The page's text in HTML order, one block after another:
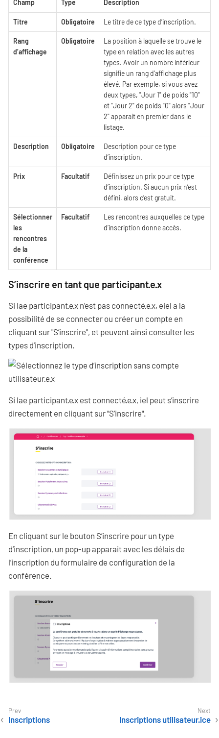
Champ Type Description
Titre Obligatoire Le titre de ce type d’inscription.
Rang
d’affichage
Obligatoire
La position à laquelle se trouve le
type en relation avec les autres
types. Avoir un nombre inférieur
signifie un rang d’affichage plus
élevé. Par exemple, si vous avez
deux types, "Jour 1" de poids "10"
et "Jour 2" de poids "0" alors "Jour
2" apparait en premier dans le
listage.
Description Obligatoire
Description pour ce type
d’inscription.
Prix Facultatif
Définissez un prix pour ce type
d’inscription. Si aucun prix n’est
défini, alors c’est gratuit.
Sélectionner
les
rencontres
de la
conférence
Facultatif
Les rencontres auxquelles ce type
d’inscription donne accès.
S’inscrire en tant que participant·e·x
Si lae participant·e·x n’est pas connecté·e·x, eiel a la
possibilité de se connecter ou créer un compte en
cliquant sur "S’inscrire", et peuvent ainsi consulter les
types d’inscription.
Si lae participant·e·x est connecté·e·x, iel peut s’inscrire
directement en cliquant sur "S’inscrire".
En cliquant sur le bouton S’inscrire pour un type
d’inscription, un pop-up apparait avec les délais de
l’inscription du formulaire de configuration de la
conférence.
Inscriptions Inscriptions utilisateur·ice